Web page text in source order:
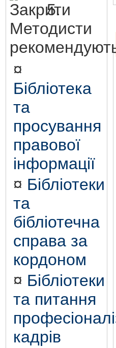
5.
Методисти
рекомендують
¤
Бібліотека
та
просування
правової
інформації
¤ Бібліотеки
та
бібліотечна
справа за
кордоном
¤ Бібліотеки
та питання
кадрів